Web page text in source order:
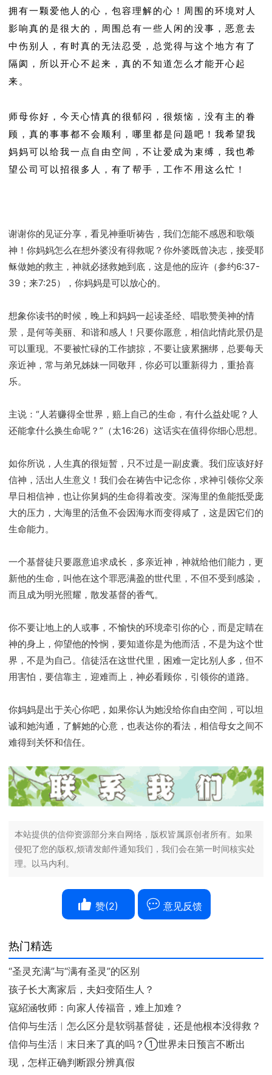
拥有一颗爱他人的心，包容理解的心！周围的环境对人
影响真的是很大的，周围总有一些人闲的没事，恶意去
中伤别人，有时真的无法忍受，总觉得与这个地方有了
隔阂，所以开心不起来，真的不知道怎么才能开心起
来。
师母你好，今天心情真的很郁闷，很烦恼，没有主的眷
顾，真的事事都不会顺利，哪里都是问题吧！我希望我
妈妈可以给我一点自由空间，不让爱成为束缚，我也希
望公司可以招很多人，有了帮手，工作不用这么忙！
谢谢你的见证分享，看见神垂听祷告，我们怎能不感恩和歌颂
神！你妈妈怎么在想外婆没有得救呢？你外婆既曾决志，接受耶
稣做她的救主，神就必拯救她到底，这是他的应许（参约6:37-
39；来7:25），你妈妈是可以放心的。
想象你读书的时候，晚上和妈妈一起读圣经、唱歌赞美神的情
景，是何等美丽、和谐和感人！只要你愿意，相信此情此景仍是
可以重现。不要被忙碌的工作掳掠，不要让疲累捆绑，总要每天
亲近神，常与弟兄姊妹一同敬拜，你必可以重新得力，重拾喜
乐。
主说：“人若赚得全世界，赔上自己的生命，有什么益处呢？人
还能拿什么换生命呢？”（太16:26）这话实在值得你细心思想。
如你所说，人生真的很短暂，只不过是一副皮囊。我们应该好好
信神，活出人生意义！我们会在祷告中记念你，求神引领你父亲
早日相信神，也让你舅妈的生命得着改变。深海里的鱼能抵受庞
大的压力，大海里的活鱼不会因海水而变得咸了，这是因它们的
生命能力。
一个基督徒只要愿意追求成长，多亲近神，神就给他们能力，更
新他的生命，叫他在这个罪恶满盈的世代里，不但不受到感染，
而且成为明光照耀，散发基督的香气。
你不要让地上的人或事，不愉快的环境牵引你的心，而是定睛在
神的身上，仰望他的怜悯，要知道你是为他而活，不是为这个世
界，不是为自己。信徒活在这世代里，困难一定比别人多，但不
用害怕，要信靠主，迎难而上，神必看顾你，引领你的道路。
你妈妈是出于关心你吧，如果你认为她没给你自由空间，可以坦
诚和她沟通，了解她的心意，也表达你的看法，相信母女之间不
难得到关怀和信任。
本站提供的信仰资源部分来自网络，版权皆属原创者所有。如果
侵犯了您的版权,烦请发邮件通知我们，我们会在第一时间核实处
理。以马内利。
赞(2) 意见反馈
热门精选
“圣灵充满”与“满有圣灵”的区别
孩子长大离家后，夫妇变陌生人？
寇紹涵牧师：向家人传福音，难上加难？
信仰与生活︱怎么区分是软弱基督徒，还是他根本没得救？
信仰与生活︱末日来了真的吗？①世界未日预言不断出
现，怎样正确判断跟分辨真假